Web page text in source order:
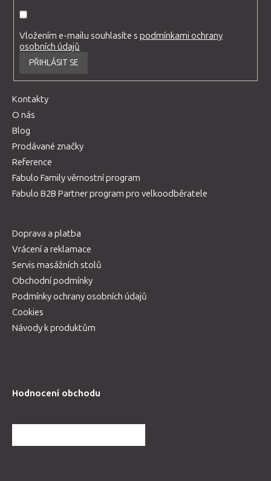
Vložením e-mailu souhlasíte spodmínkami ochrany
osobních údajů
PŘIHLÁSIT SE
Kontakty
O nás
Blog
Prodávané značky
Reference
Fabulo Family věrnostní program
Fabulo B2B Partner program pro velkoodběratele
Doprava a platba
Vrácení a reklamace
Servis masážních stolů
Obchodní podmínky
Podmínky ochrany osobních údajů
Cookies
Návody k produktům
Hodnocení obchodu